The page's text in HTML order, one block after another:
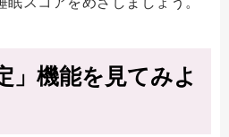
」機能を見てみよ